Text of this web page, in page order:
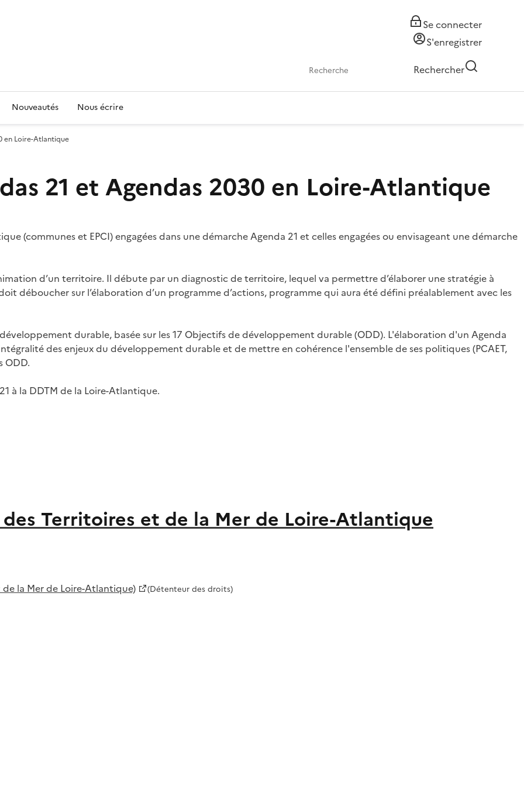
Se connecter
S'enregistrer
Rechercher
Nouveautés Nous écrire
en Loire-Atlantique
21 et Agendas 2030 en Loire-Atlantique
(communes et EPCI) engagées dans une démarche Agenda 21 et celles engagées ou envisageant une démarche
d’un territoire. Il débute par un diagnostic de territoire, lequel va permettre d’élaborer une stratégie à
déboucher sur l’élaboration d’un programme d’actions, programme qui aura été défini préalablement avec les
durable, basée sur les 17 Objectifs de développement durable (ODD). L'élaboration d'un Agenda
des enjeux du développement durable et de mettre en cohérence l'ensemble de ses politiques (PCAET,
ODD.
à la DDTM de la Loire-Atlantique.
Territoires et de la Mer de Loire-Atlantique
la Mer de Loire-Atlantique) (Détenteur des droits)